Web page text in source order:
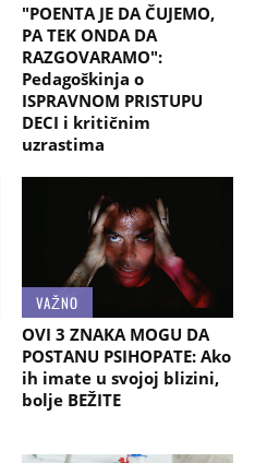
"POENTA JE DA ČUJEMO,
PA TEK ONDA DA
RAZGOVARAMO":
Pedagoškinja o
ISPRAVNOM PRISTUPU
DECI i kritičnim
uzrastima
VAŽNO
OVI 3 ZNAKA MOGU DA
POSTANU PSIHOPATE: Ako
ih imate u svojoj blizini,
bolje BEŽITE